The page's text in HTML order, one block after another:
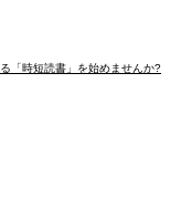
「時短読書」を始めませんか?